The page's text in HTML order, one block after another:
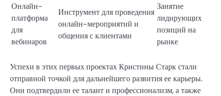
Онлайн-
платформа
для
вебинаров
Инструмент для проведения
онлайн-мероприятий и
общения с клиентами
Занятие
лидирующих
позиций на
рынке
Успехи в этих первых проектах Кристины Старк стали
отправной точкой для дальнейшего развития ее карьеры.
Они подтвердили ее талант и профессионализм, а также